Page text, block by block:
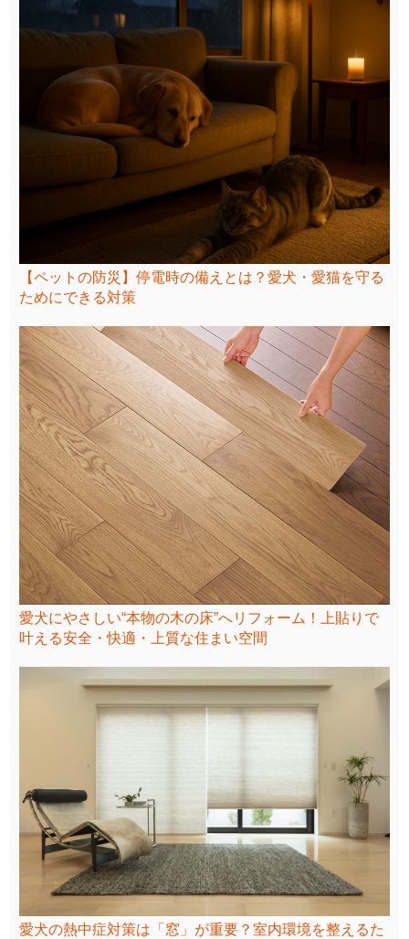
【ペットの防災】停電時の備えとは？愛犬・愛猫を守る
ためにできる対策
愛犬にやさしい“本物の木の床”へリフォーム！上貼りで
叶える安全・快適・上質な住まい空間
愛犬の熱中症対策は「窓」が重要？室内環境を整えるた